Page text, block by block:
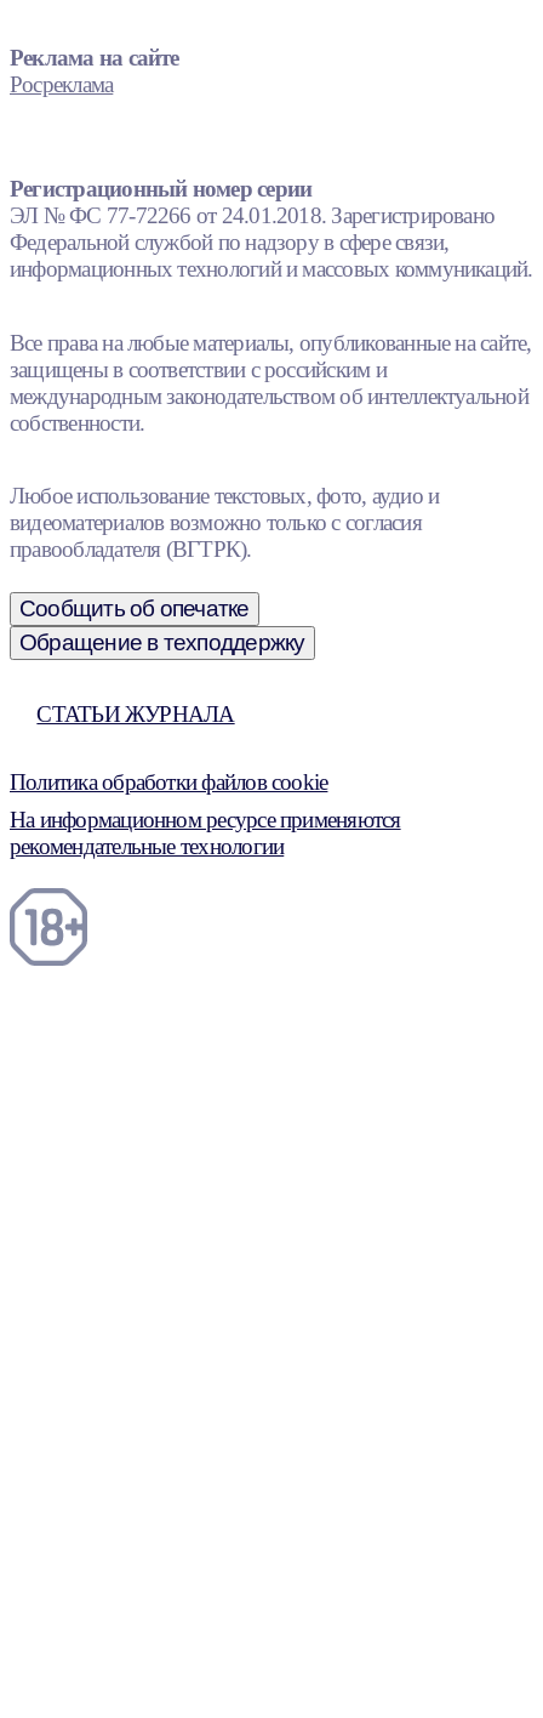
Реклама на сайте
Росреклама
Регистрационный номер серии
ЭЛ № ФС 77-72266 от 24.01.2018. Зарегистрировано
Федеральной службой по надзору в сфере связи,
информационных технологий и массовых коммуникаций.
Все права на любые материалы, опубликованные на сайте,
защищены в соответствии с российским и
международным законодательством об интеллектуальной
собственности.
Любое использование текстовых, фото, аудио и
видеоматериалов возможно только с согласия
правообладателя (ВГТРК).
Сообщить об опечатке
Обращение в техподдержку
СТАТЬИ ЖУРНАЛА
Политика обработки файлов cookie
На информационном ресурсе применяются
рекомендательные технологии